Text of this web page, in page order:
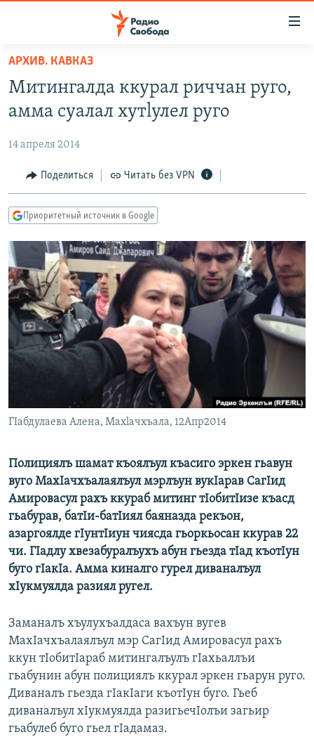
упрощенного
доступа
основному
Вернутся
главной
навигации
Вернутся
поиску
АВТОРСКИЕ ПРОЕКТЫ
ЦИТАТЫ СВОБОДЫ
МНЕНИЯ
IDEL.РЕАЛИИ
КАВКАЗ.РЕАЛИИ
СЕВЕР.РЕАЛИИ
СИБИРЬ.РЕАЛИИ
РАСПИСАНИЕ ВЕЩАНИЯ
ПОДПИШИТЕСЬ НА РАССЫЛКУ
Все сайты РСЕ/РС
АРХИВ. КАВКАЗ
Митингалда ккурал риччан руго,
амма суалал хутlулел руго
14 апреля 2014
Поделиться Читать без VPN
Приоритетный источник в Google
ГIабдулаева Алена, Махlачхъала, 12Aпр2014
Полициялъ шамат къоялъул къасиго эркен гьавун
вуго МахIачхъалаялъул мэрлъун вукIарав СагIид
Амировасул рахъ ккураб митинг тIобитIизе къасд
гьабурав, батIи-батIиял баяназда рекъон,
азаргоялде гIунтIиун чиясда гьоркьосан ккурав 22
чи. ГIадлу хвезабуралъухъ абун гьезда тIад къотIун
буго гIакIа. Амма киналго гурел диваналъул
хIукмуялда разиял ругел.
Заманалъ хъулухъалдаса вахъун вугев
МахIачхъалаялъул мэр СагIид Амировасул рахъ
ккун тIобитIараб митингалъулъ гIахьаллъи
гьабунин абун полициялъ ккурал эркен гьарун руго.
Диваналъ гьезда гIакIаги къотIун буго. Гьеб
диваналъул хIукмуялда разигьечIолъи загьир
гьабулеб буго гьел гIадамаз.